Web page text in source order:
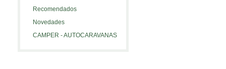
Recomendados
Novedades
CAMPER - AUTOCARAVANAS